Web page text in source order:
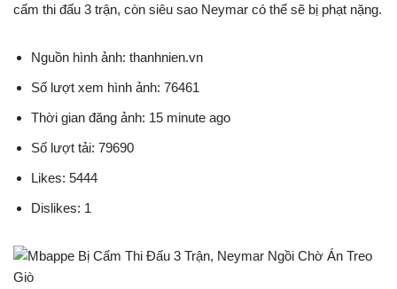
cấm thi đấu 3 trận, còn siêu sao Neymar có thể sẽ bị phạt nặng.
Nguồn hình ảnh: thanhnien.vn
Số lượt xem hình ảnh: 76461
Thời gian đăng ảnh: 15 minute ago
Số lượt tải: 79690
Likes: 5444
Dislikes: 1